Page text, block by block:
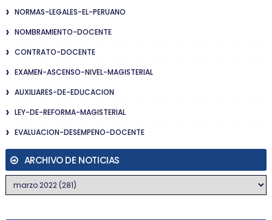
NORMAS-LEGALES-EL-PERUANO
NOMBRAMIENTO-DOCENTE
CONTRATO-DOCENTE
EXAMEN-ASCENSO-NIVEL-MAGISTERIAL
AUXILIARES-DE-EDUCACION
LEY-DE-REFORMA-MAGISTERIAL
EVALUACION-DESEMPENO-DOCENTE
ARCHIVO DE NOTICIAS